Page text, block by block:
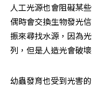
人工光源也會阻礙某
偶時會交換生物發光
振來尋找水源，因為
列，但是人造光會破
幼蟲發育也受到光害